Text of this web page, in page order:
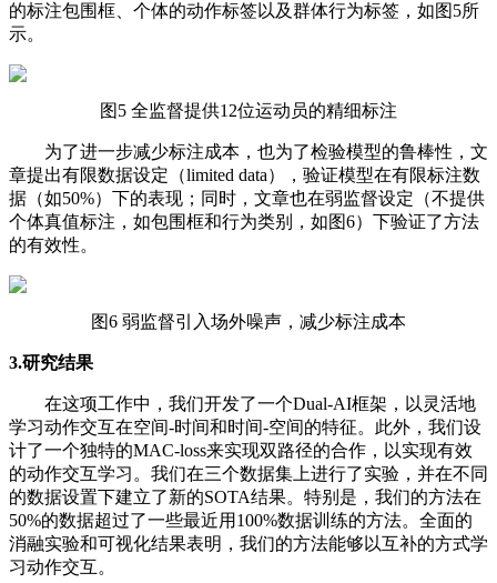
的标注包围框、个体的动作标签以及群体行为标签，如图5所
示。
图5 全监督提供12位运动员的精细标注
为了进一步减少标注成本，也为了检验模型的鲁棒性，文
章提出有限数据设定（limited data），验证模型在有限标注数
据（如50%）下的表现；同时，文章也在弱监督设定（不提供
个体真值标注，如包围框和行为类别，如图6）下验证了方法
的有效性。
图6 弱监督引入场外噪声，减少标注成本
3.研究结果
在这项工作中，我们开发了一个Dual-AI框架，以灵活地
学习动作交互在空间-时间和时间-空间的特征。此外，我们设
计了一个独特的MAC-loss来实现双路径的合作，以实现有效
的动作交互学习。我们在三个数据集上进行了实验，并在不同
的数据设置下建立了新的SOTA结果。特别是，我们的方法在
50%的数据超过了一些最近用100%数据训练的方法。全面的
消融实验和可视化结果表明，我们的方法能够以互补的方式学
习动作交互。